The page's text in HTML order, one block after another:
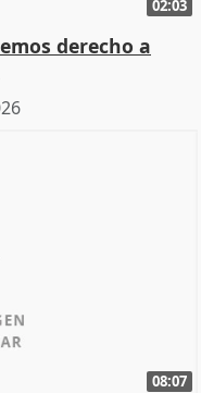
02:03
derecho a
08:07